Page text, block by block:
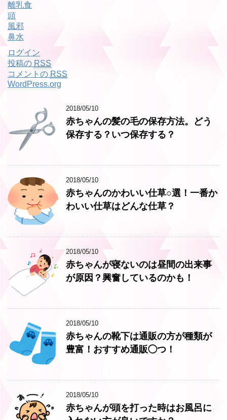
離乳食
頭
風邪
鼻水
ログイン
投稿の RSS
コメントの RSS
WordPress.org
2018/05/10
赤ちゃんの髪の毛の保存方法。どう
保存する？いつ保存する？
2018/05/10
赤ちゃんのかわいい仕草○選！一番か
わいい仕草はどんな仕草？
2018/05/10
赤ちゃんが寝ないのは昼間の出来事
が原因？興奮しているのかも！
2018/05/10
赤ちゃんの靴下は通販の方が種類が
豊富！おすすめ通販◯つ！
2018/05/10
赤ちゃんが頭を打った時はお風呂に